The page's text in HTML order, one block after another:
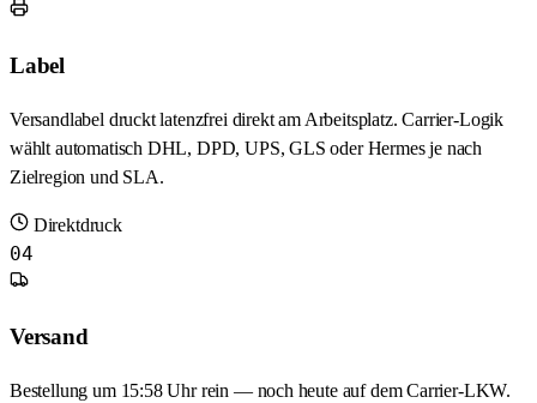
Label
Versandlabel druckt latenzfrei direkt am Arbeitsplatz. Carrier-Logik
wählt automatisch DHL, DPD, UPS, GLS oder Hermes je nach
Zielregion und SLA.
Direktdruck
04
Versand
Bestellung um 15:58 Uhr rein — noch heute auf dem Carrier-LKW.